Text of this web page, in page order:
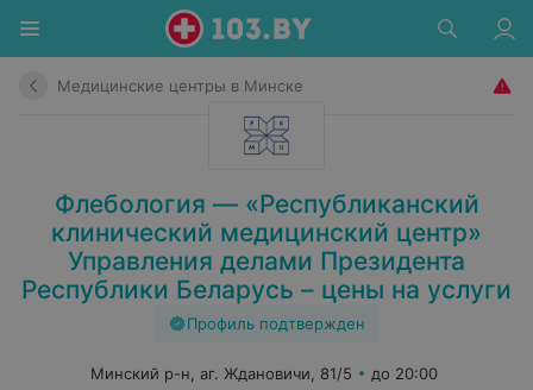
Медицинские центры в Минске
Флебология — «Республиканский
клинический медицинский центр»
Управления делами Президента
Республики Беларусь – цены на услуги
Профиль подтвержден
Минский р-н, аг. Ждановичи, 81/5
до 20:00